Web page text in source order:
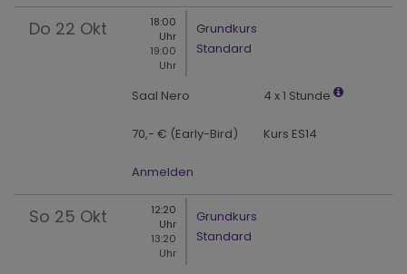
Do 22 Okt
18:00
Uhr
19:00
Uhr
Grundkurs
Standard
Saal Nero 4 x 1 Stunde
70,- € (Early-Bird) Kurs ES14
Anmelden
So 25 Okt
12:20
Uhr
13:20
Uhr
Grundkurs
Standard